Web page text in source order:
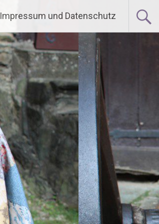
Impressum und Datenschutz